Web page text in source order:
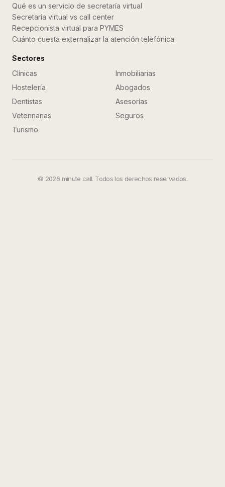
Qué es un servicio de secretaría virtual
Secretaría virtual vs call center
Recepcionista virtual para PYMES
Cuánto cuesta externalizar la atención telefónica
Sectores
Clínicas
Inmobiliarias
Hostelería
Abogados
Dentistas
Asesorías
Veterinarias
Seguros
Turismo
© 2026 minute call. Todos los derechos reservados.